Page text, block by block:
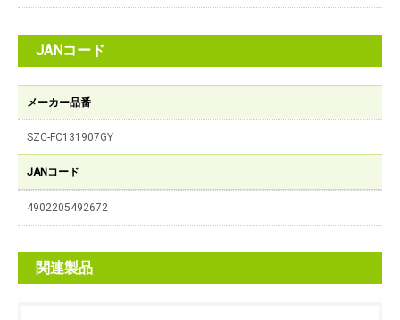
JANコード
メーカー品番
SZC-FC131907GY
JANコード
4902205492672
関連製品